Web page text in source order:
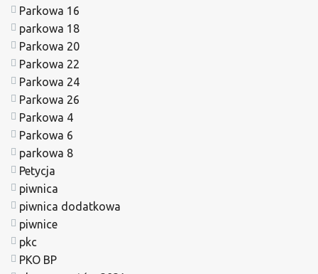
Parkowa 16
parkowa 18
Parkowa 20
Parkowa 22
Parkowa 24
Parkowa 26
Parkowa 4
Parkowa 6
parkowa 8
Petycja
piwnica
piwnica dodatkowa
piwnice
pkc
PKO BP